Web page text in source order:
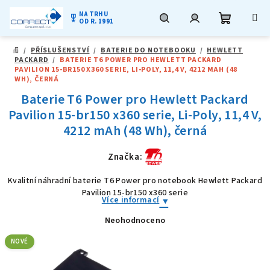
obsah
military_tech NA TRHU
OD R. 1991
košík
DOMŮ
/ PŘÍSLUŠENSTVÍ / BATERIE DO NOTEBOOKU / HEWLETT
PACKARD / BATERIE T6 POWER PRO HEWLETT PACKARD
PAVILION 15-BR150 X360 SERIE, LI-POLY, 11,4 V, 4212 MAH (48
WH), ČERNÁ
Baterie T6 Power pro Hewlett Packard
Pavilion 15-br150 x360 serie, Li-Poly, 11,4 V,
4212 mAh (48 Wh), černá
Značka:
Kvalitní náhradní baterie T6 Power pro notebook Hewlett Packard
Pavilion 15-br150 x360 serie
Více informací
Průměrné
z
Neohodnoceno
NOVÉ